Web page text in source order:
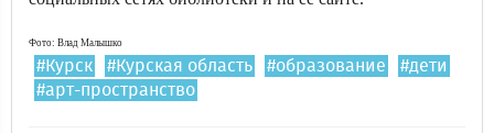
Фото: Влад Малышко
#Курск #Курская область #образование
#дети
#арт-пространство